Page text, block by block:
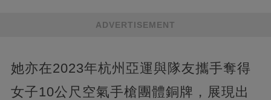
ADVERTISEMENT
她亦在2023年杭州亞運與隊友攜手奪得
女子10公尺空氣手槍團體銅牌，展現出